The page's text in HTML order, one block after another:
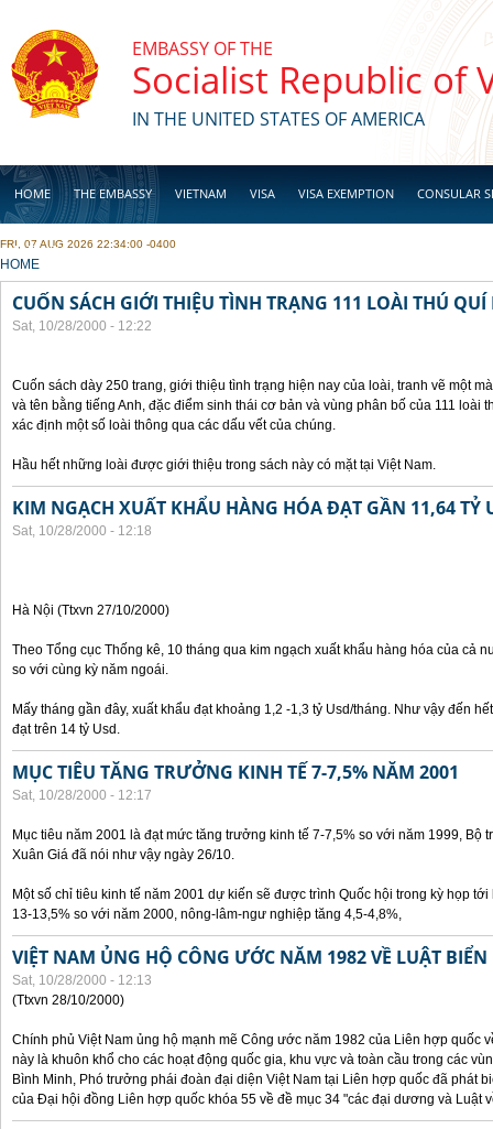
EMBASSY OF THE
Socialist Republic of
IN THE UNITED STATES OF AMERICA
HOME THE EMBASSY VIETNAM VISA VISA EXEMPTION CONSULAR
BUSINESS
FRI, 07 AUG 2026 22:34:00 -0400
YOU ARE HERE
HOME
CUỐN SÁCH GIỚI THIỆU TÌNH TRẠNG 111 LOÀI THÚ QUÍ
Sat, 10/28/2000 - 12:22
Cuốn sách dày 250 trang, giới thiệu tình trạng hiện nay của loài, tranh vẽ một
và tên bằng tiếng Anh, đặc điểm sinh thái cơ bản và vùng phân bố của 111 loài
xác định một số loài thông qua các dấu vết của chúng.
Hầu hết những loài được giới thiệu trong sách này có mặt tại Việt Nam.
KIM NGẠCH XUẤT KHẨU HÀNG HÓA ĐẠT GẦN 11,64 TỶ
Sat, 10/28/2000 - 12:18
Hà Nội (Ttxvn 27/10/2000)
Theo Tổng cục Thống kê, 10 tháng qua kim ngạch xuất khẩu hàng hóa của cả
so với cùng kỳ năm ngoái.
Mấy tháng gần đây, xuất khẩu đạt khoảng 1,2 -1,3 tỷ Usd/tháng. Như vậy đến
đạt trên 14 tỷ Usd.
MỤC TIÊU TĂNG TRƯỞNG KINH TẾ 7-7,5% NĂM 2001
Sat, 10/28/2000 - 12:17
Mục tiêu năm 2001 là đạt mức tăng trưởng kinh tế 7-7,5% so với năm 1999, Bộ
Xuân Giá đã nói như vậy ngày 26/10.
Một số chỉ tiêu kinh tế năm 2001 dự kiến sẽ được trình Quốc hội trong kỳ họp
13-13,5% so với năm 2000, nông-lâm-ngư nghiệp tăng 4,5-4,8%,
VIỆT NAM ỦNG HỘ CÔNG ƯỚC NĂM 1982 VỀ LUẬT BIỂN
Sat, 10/28/2000 - 12:13
(Ttxvn 28/10/2000)
Chính phủ Việt Nam ủng hộ mạnh mẽ Công ước năm 1982 của Liên hợp quốc
này là khuôn khổ cho các hoạt động quốc gia, khu vực và toàn cầu trong các
Bình Minh, Phó trưởng phái đoàn đại diện Việt Nam tại Liên hợp quốc đã phát
của Đại hội đồng Liên hợp quốc khóa 55 về đề mục 34 "các đại dương và Luật